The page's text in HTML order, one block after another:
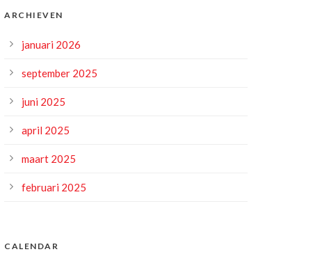
ARCHIEVEN
januari 2026
september 2025
juni 2025
april 2025
maart 2025
februari 2025
CALENDAR